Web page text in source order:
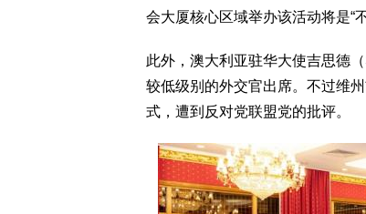
会大厦核心区域举办该活动将是“
此外，澳大利亚驻华大使吉思德
较低级别的外交官出席。不过维
式，遭到反对党联盟党的批评。